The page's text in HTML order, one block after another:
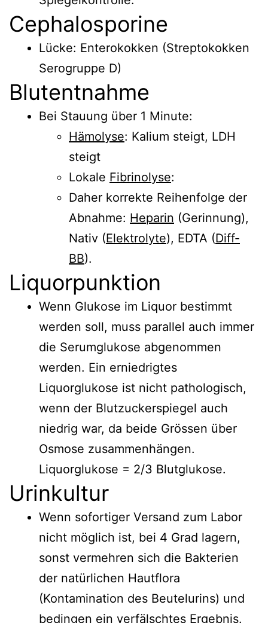
Cephalosporine
Lücke: Enterokokken (Streptokokken
Serogruppe D)
Blutentnahme
Bei Stauung über 1 Minute:
Hämolyse: Kalium steigt, LDH
steigt
Lokale Fibrinolyse:
Daher korrekte Reihenfolge der
Abnahme: Heparin (Gerinnung),
Nativ (Elektrolyte), EDTA (Diff-
BB).
Liquorpunktion
Wenn Glukose im Liquor bestimmt
werden soll, muss parallel auch immer
die Serumglukose abgenommen
werden. Ein erniedrigtes
Liquorglukose ist nicht pathologisch,
wenn der Blutzuckerspiegel auch
niedrig war, da beide Grössen über
Osmose zusammenhängen.
Liquorglukose = 2/3 Blutglukose.
Urinkultur
Wenn sofortiger Versand zum Labor
nicht möglich ist, bei 4 Grad lagern,
sonst vermehren sich die Bakterien
der natürlichen Hautflora
(Kontamination des Beutelurins) und
bedingen ein verfälschtes Ergebnis.